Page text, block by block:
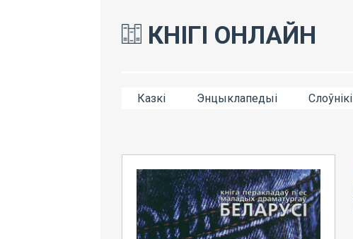
КНІГІ ОНЛАЙН
Казкі Энцыклапедыі Слоўнікі